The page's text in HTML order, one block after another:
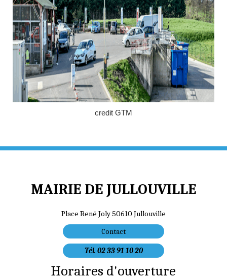
credit GTM
MAIRIE DE JULLOUVILLE
Place René Joly 50610 Jullouville
Contact
Tél. 02 33 91 10 20
Horaires d'ouverture